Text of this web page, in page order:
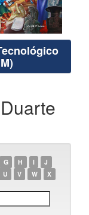
G H I
J
U V W
X